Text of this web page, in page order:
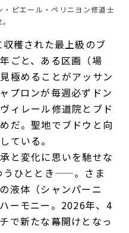
ピエール・ペリニヨン修道士
穫された最上級のブ
ごと、ある区画（場
極めることがアッサン
プロンが毎週必ずドン
ィレール修道院とブド
だ。聖地でブドウと向
ている。
と変化に思いを馳せな
うひととき——。さま
液体（シャンパーニ
ーモニー。2026年、4
で新たな幕開けとなっ